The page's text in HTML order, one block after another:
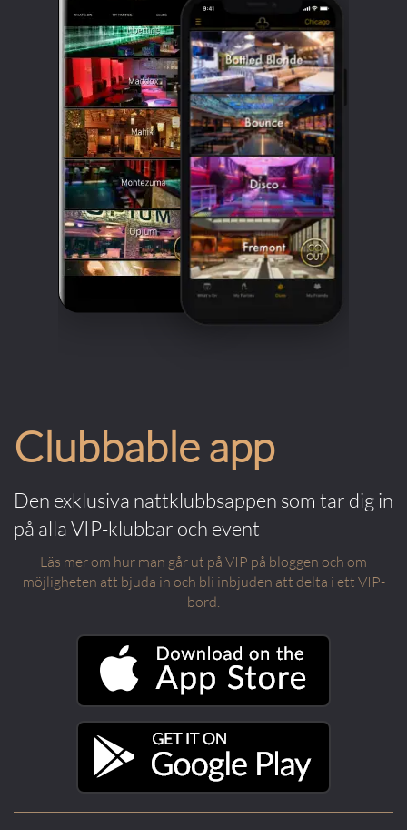
Clubbable app
Den exklusiva nattklubbsappen som tar dig in
på alla VIP-klubbar och event
Läs mer om hur man går ut på VIP på bloggen och om
möjligheten att bjuda in och bli inbjuden att delta i ett VIP-
bord.